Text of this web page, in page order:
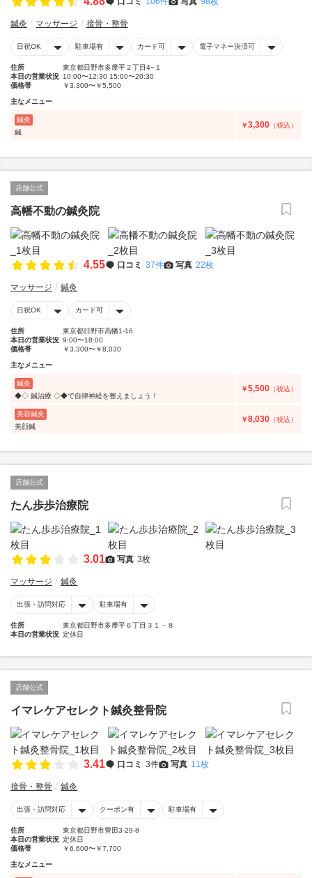
鍼灸 マッサージ 接骨・整骨
日祝OK 駐車場有 カード可 電子マネー決済可
住所
東京都日野市多摩平２丁目4−１
本日の営業状況 10:00〜12:30 15:00〜20:30
価格帯
￥3,300〜￥5,500
主なメニュー
鍼灸
鍼
￥3,300 （税込）
店舗公式
高幡不動の鍼灸院
4.55 口コミ 37件 写真 22枚
マッサージ 鍼灸
日祝OK カード可
住所
東京都日野市高幡1-16
本日の営業状況 9:00〜18:00
価格帯
￥3,300〜￥8,030
主なメニュー
鍼灸
◆◇ 鍼治療 ◇◆で自律神経を整えましょう！
￥5,500 （税込）
美容鍼灸
美顔鍼
￥8,030 （税込）
店舗公式
たん歩歩治療院
3.01 写真 3枚
マッサージ 鍼灸
出張・訪問対応 駐車場有
住所
東京都日野市多摩平６丁目３１－８
本日の営業状況 定休日
店舗公式
イマレケアセレクト鍼灸整骨院
3.41 口コミ 3件 写真 11枚
接骨・整骨 鍼灸
出張・訪問対応 クーポン有 駐車場有
住所
東京都日野市豊田3-29-8
本日の営業状況 定休日
価格帯
￥6,600〜￥7,700
主なメニュー